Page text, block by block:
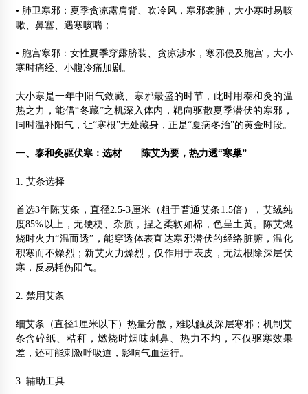
• 肺卫寒邪：夏季贪凉露肩背、吹冷风，寒邪袭肺，大小寒时易咳
嗽、鼻塞、遇寒咳喘；
• 胞宫寒邪：女性夏季穿露脐装、贪凉涉水，寒邪侵及胞宫，大小
寒时痛经、小腹冷痛加剧。
大小寒是一年中阳气敛藏、寒邪最盛的时节，此时用泰和灸的温
热之力，能借“冬藏”之机深入体内，靶向驱散夏季潜伏的寒邪，
同时温补阳气，让“寒根”无处藏身，正是“夏病冬治”的黄金时段。
一、泰和灸驱伏寒：选材——陈艾为要，热力透“寒巢”
1. 艾条选择
首选3年陈艾条，直径2.5-3厘米（粗于普通艾条1.5倍），艾绒纯
度85%以上，无硬梗、杂质，捏之柔软如棉，色呈土黄。陈艾燃
烧时火力“温而透”，能穿透体表直达寒邪潜伏的经络脏腑，温化
积寒而不燥烈；新艾火力燥烈，仅作用于表皮，无法根除深层伏
寒，反易耗伤阳气。
2. 禁用艾条
细艾条（直径1厘米以下）热量分散，难以触及深层寒邪；机制艾
条含碎纸、秸秆，燃烧时烟味刺鼻、热力不均，不仅驱寒效果
差，还可能刺激呼吸道，影响气血运行。
3. 辅助工具